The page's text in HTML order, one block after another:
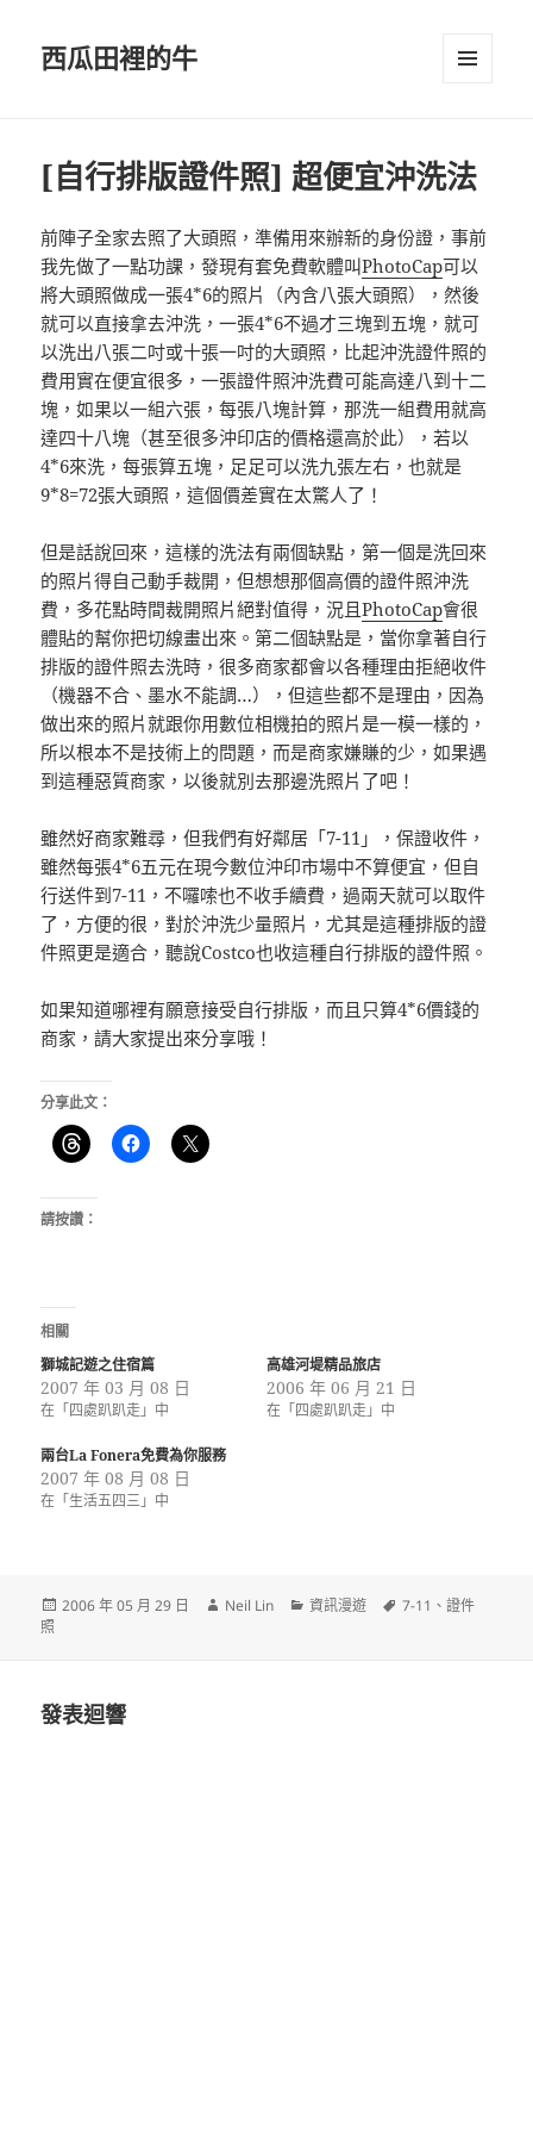
西瓜田裡的牛
[自行排版證件照] 超便宜沖洗法
前陣子全家去照了大頭照，準備用來辦新的身份證，事前
我先做了一點功課，發現有套免費軟體叫PhotoCap可以
將大頭照做成一張4*6的照片（內含八張大頭照），然後
就可以直接拿去沖洗，一張4*6不過才三塊到五塊，就可
以洗出八張二吋或十張一吋的大頭照，比起沖洗證件照的
費用實在便宜很多，一張證件照沖洗費可能高達八到十二
塊，如果以一組六張，每張八塊計算，那洗一組費用就高
達四十八塊（甚至很多沖印店的價格還高於此），若以
4*6來洗，每張算五塊，足足可以洗九張左右，也就是
9*8=72張大頭照，這個價差實在太驚人了！
但是話說回來，這樣的洗法有兩個缺點，第一個是洗回來
的照片得自己動手裁開，但想想那個高價的證件照沖洗
費，多花點時間裁開照片絕對值得，況且PhotoCap會很
體貼的幫你把切線畫出來。第二個缺點是，當你拿著自行
排版的證件照去洗時，很多商家都會以各種理由拒絕收件
（機器不合、墨水不能調…），但這些都不是理由，因為
做出來的照片就跟你用數位相機拍的照片是一模一樣的，
所以根本不是技術上的問題，而是商家嫌賺的少，如果遇
到這種惡質商家，以後就別去那邊洗照片了吧！
雖然好商家難尋，但我們有好鄰居「7-11」，保證收件，
雖然每張4*6五元在現今數位沖印市場中不算便宜，但自
行送件到7-11，不囉嗦也不收手續費，過兩天就可以取件
了，方便的很，對於沖洗少量照片，尤其是這種排版的證
件照更是適合，聽說Costco也收這種自行排版的證件照。
如果知道哪裡有願意接受自行排版，而且只算4*6價錢的
商家，請大家提出來分享哦！
分享此文：
請按讚：
相關
獅城記遊之住宿篇
2007 年 03 月 08 日
在「四處趴趴走」中
高雄河堤精品旅店
2006 年 06 月 21 日
在「四處趴趴走」中
兩台La Fonera免費為你服務
2007 年 08 月 08 日
在「生活五四三」中
發
2006 年 05 月 29 日
作
Neil Lin
分
資訊漫遊
標
7-11 、證件
照
發表迴響